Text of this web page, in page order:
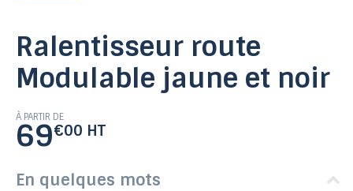
Ralentisseur route
Modulable jaune et noir
À PARTIR DE
69€00 HT
En quelques mots